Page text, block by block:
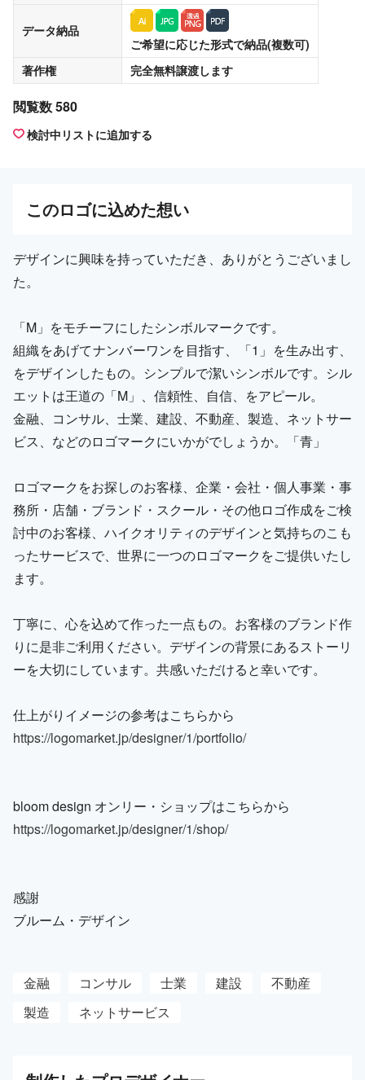
データ納品
ご希望に応じた形式で納品(複数可)
著作権
完全無料譲渡します
閲覧数 580
検討中リストに追加する
このロゴに込めた想い
デザインに興味を持っていただき、ありがとうございまし
た。
「M」をモチーフにしたシンボルマークです。
組織をあげてナンバーワンを目指す、「1」を生み出す、
をデザインしたもの。シンプルで潔いシンボルです。シル
エットは王道の「M」、信頼性、自信、をアピール。
金融、コンサル、士業、建設、不動産、製造、ネットサー
ビス、などのロゴマークにいかがでしょうか。「青」
ロゴマークをお探しのお客様、企業・会社・個人事業・事
務所・店舗・ブランド・スクール・その他ロゴ作成をご検
討中のお客様、ハイクオリティのデザインと気持ちのこも
ったサービスで、世界に一つのロゴマークをご提供いたし
ます。
丁寧に、心を込めて作った一点もの。お客様のブランド作
りに是非ご利用ください。デザインの背景にあるストーリ
ーを大切にしています。共感いただけると幸いです。
仕上がりイメージの参考はこちらから
https://logomarket.jp/designer/1/portfolio/
bloom design オンリー・ショップはこちらから
https://logomarket.jp/designer/1/shop/
感謝
ブルーム・デザイン
金融 コンサル 士業 建設
不動産
製造
ネットサービス